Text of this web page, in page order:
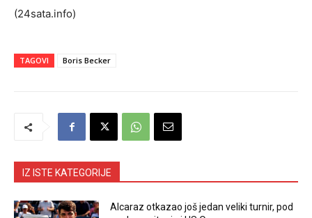
(24sata.info)
TAGOVI Boris Becker
IZ ISTE KATEGORIJE
Alcaraz otkazao još jedan veliki turnir, pod